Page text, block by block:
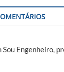
Sou Engenheiro,